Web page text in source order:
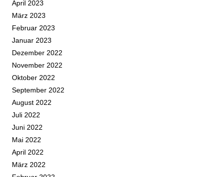
April 2023
März 2023
Februar 2023
Januar 2023
Dezember 2022
November 2022
Oktober 2022
September 2022
August 2022
Juli 2022
Juni 2022
Mai 2022
April 2022
März 2022